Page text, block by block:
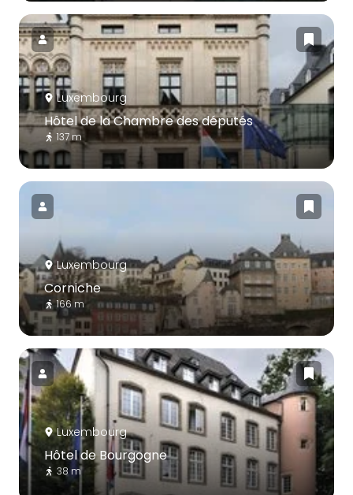
Luxembourg
Hôtel de la Chambre des députés
137 m
Luxembourg
Corniche
166 m
Luxembourg
Hôtel de Bourgogne
38 m